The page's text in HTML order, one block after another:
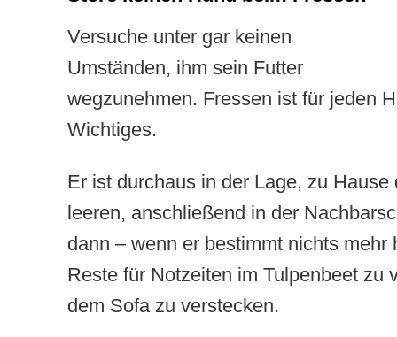
Versuche unter gar keinen
Umständen, ihm sein Futter
wegzunehmen. Fressen ist für jeden
Wichtiges.
Er ist durchaus in der Lage, zu
leeren, anschließend in der
dann – wenn er bestimmt nichts mehr
Reste für Notzeiten im Tulpenbeet zu
dem Sofa zu verstecken.